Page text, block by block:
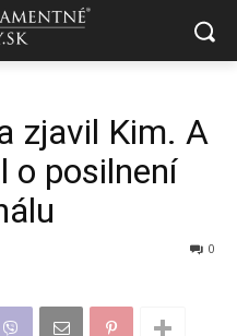
zjavil Kim. A
o posilnení
0